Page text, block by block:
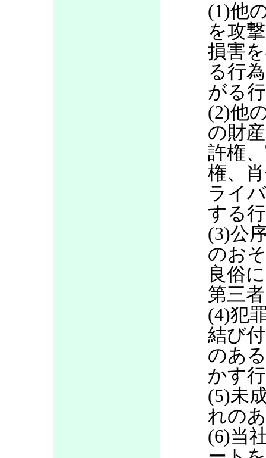
(1)他
を攻
損害
る行
がる
(2)他
の財
許権
権、
ライ
する
(3)公
のお
良俗
第三
(4)犯
結び
のあ
かす
(5)未
れの
(6)当